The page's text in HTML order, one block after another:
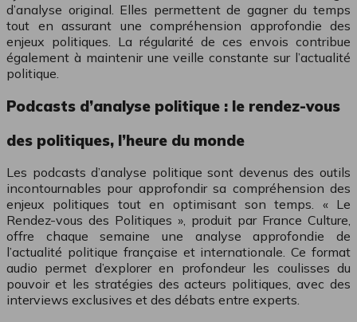
d’analyse original. Elles permettent de gagner du temps
tout en assurant une compréhension approfondie des
enjeux politiques. La régularité de ces envois contribue
également à maintenir une veille constante sur l’actualité
politique.
Podcasts d’analyse politique : le rendez-vous
des politiques, l’heure du monde
Les podcasts d’analyse politique sont devenus des outils
incontournables pour approfondir sa compréhension des
enjeux politiques tout en optimisant son temps. « Le
Rendez-vous des Politiques », produit par France Culture,
offre chaque semaine une analyse approfondie de
l’actualité politique française et internationale. Ce format
audio permet d’explorer en profondeur les coulisses du
pouvoir et les stratégies des acteurs politiques, avec des
interviews exclusives et des débats entre experts.